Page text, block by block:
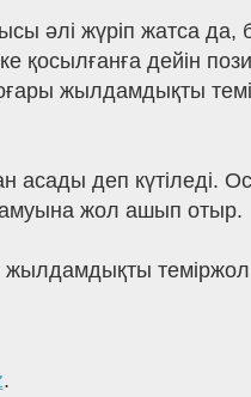
жүріп жатса да,
қосылғанға дейін
жылдамдықты
асады деп күтіледі.
жол ашып отыр.
.